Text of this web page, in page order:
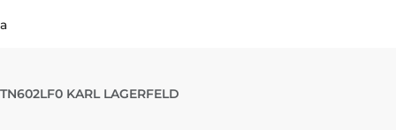
KARL
KARL LAGERFELD